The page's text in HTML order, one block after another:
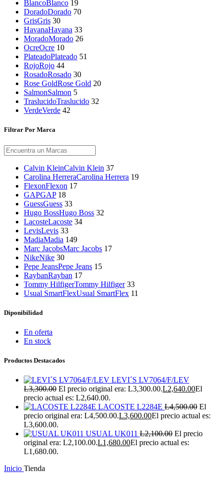
BlancoBlanco 19
DoradoDorado 70
GrisGris 30
HavanaHavana 33
MoradoMorado 26
OcreOcre 10
PlateadoPlateado 51
RojoRojo 44
RosadoRosado 30
Rose GoldRose Gold 20
SalmonSalmon 5
TraslucidoTraslucido 32
VerdeVerde 42
Filtrar Por Marca
Calvin KleinCalvin Klein 37
Carolina HerreraCarolina Herrera 19
FlexonFlexon 17
GAPGAP 18
GuessGuess 33
Hugo BossHugo Boss 32
LacosteLacoste 34
LevisLevis 33
MadiaMadia 149
Marc JacobsMarc Jacobs 17
NikeNike 30
Pepe JeansPepe Jeans 15
RaybanRayban 17
Tommy HilfigerTommy Hilfiger 33
Usual SmartFlexUsual SmartFlex 11
Diponibilidad
En oferta
En stock
Productos Destacados
LEVI´S LV7064/F/LEV
L3,300.00 El precio original era: L3,300.00.L2,640.00El
precio actual es: L2,640.00.
LACOSTE L2284E L4,500.00 El
precio original era: L4,500.00.L3,600.00El precio actual es:
L3,600.00.
USUAL UK011 L2,100.00 El precio
original era: L2,100.00.L1,680.00El precio actual es:
L1,680.00.
Inicio Tienda